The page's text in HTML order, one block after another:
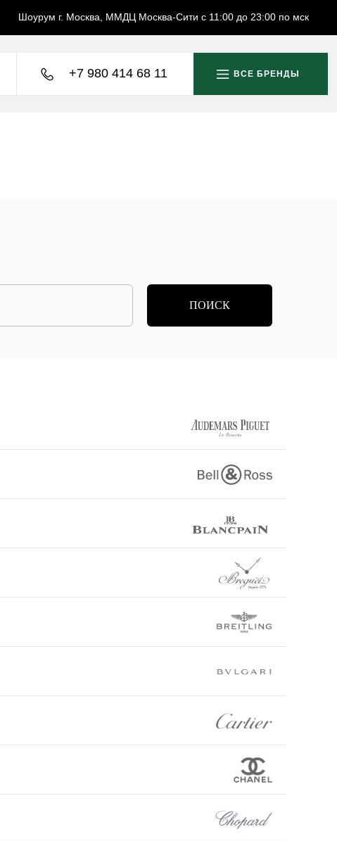
Шоурум г. Москва, ММДЦ Москва-Сити с 11:00 до 23:00 по мск
+7 980 414 68 11 ВСЕ БРЕНДЫ
ПОИСК